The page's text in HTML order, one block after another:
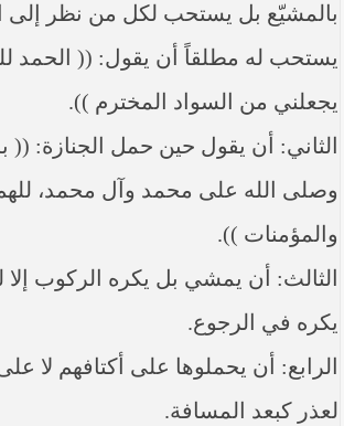
بالمشيّع بل يستحب لكل من نظر إلى
يستحب له مطلقاً أن يقول: (( الحمد
يجعلني من السواد المخترم )).
الثاني: أن يقول حين حمل الجنازة: ((
وصلى الله على محمد وآل محمد،
والمؤمنات )).
الثالث: أن يمشي بل يكره الركوب إلا
يكره في الرجوع.
الرابع: أن يحملوها على أكتافهم لا
لعذر كبعد المسافة.